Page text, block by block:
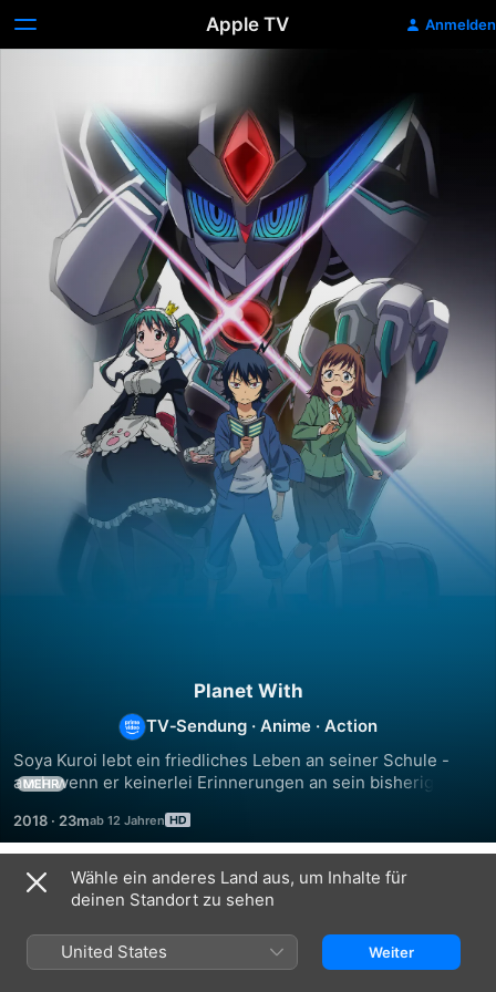
Apple TV Anmelden
Planet With
TV‑Sendung · Anime · Action
Soya Kuroi lebt ein friedliches Leben an seiner Schule -
auch wenn er keinerlei Erinnerungen an sein bisherigen
seltsamen Nebula angegriffen. Zusammen mit dem
katzenartigen Sensei und der Gothic Lolita Ginko stürzt
Soya sich in den Kampf ... um auf Seite der Nebula gegen
die Beschützer der Stadt zu kämpfen! Wieso kämpft Soya
MEHR
2018 · 23m
Staffel 1
Wähle ein anderes Land aus, um Inhalte für
deinen Standort zu sehen
United States Weiter